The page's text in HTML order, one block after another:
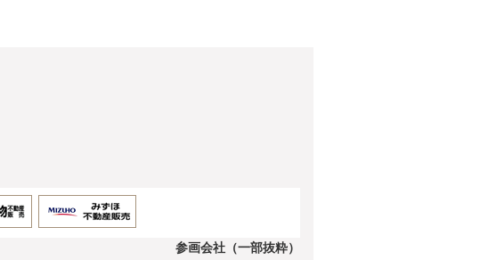
参画会社（一部抜粋）